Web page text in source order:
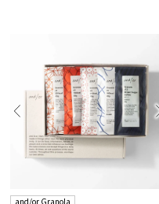
and/or Granola